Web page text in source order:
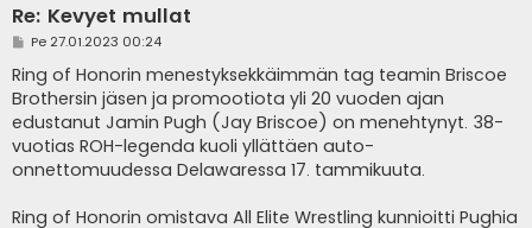
Re: Kevyet mullat
V
e
s
t
i
Pe 27.01.2023 00:24
Ring of Honorin menestyksekkäimmän tag teamin Briscoe
Brothersin jäsen ja promootiota yli 20 vuoden ajan
edustanut Jamin Pugh (Jay Briscoe) on menehtynyt. 38-
vuotias ROH-legenda kuoli yllättäen auto-
onnettomuudessa Delawaressa 17. tammikuuta.
Ring of Honorin omistava All Elite Wrestling kunnioitti Pughia